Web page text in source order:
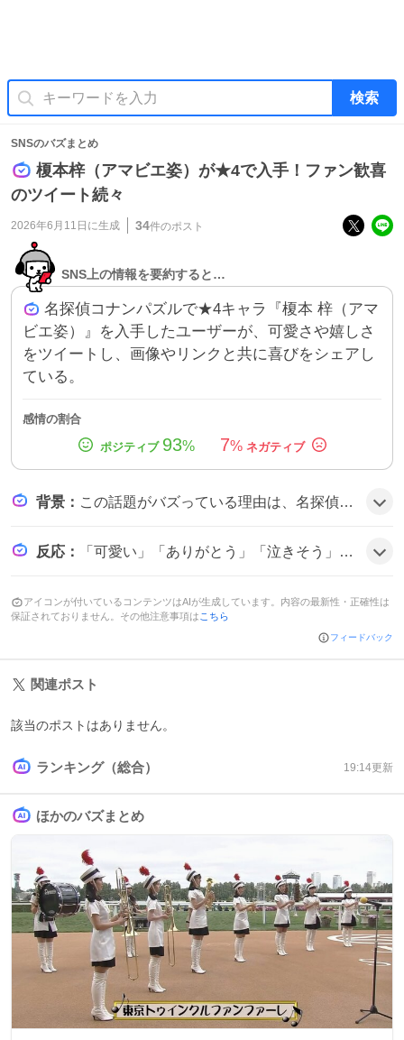
検索
SNSのバズまとめ
榎本梓（アマビエ姿）が★4で入手！ファン歓喜
のツイート続々
2026年6月11日 に生成 34件のポスト
SNS上の情報を要約すると…
名探偵コナンパズルで★4キャラ『榎本 梓（アマ
ビエ姿）』を入手したユーザーが、可愛さや嬉しさ
をツイートし、画像やリンクと共に喜びをシェアし
ている。
感情の割合
93% 7%
背景 ： この話題がバズっている理由は、名探偵コナンパズルで新キャラ『榎本 梓（アマビエ姿）』が★4として実装され、入手が限定的だったことがファンの期待感を高めた上で、可愛さやデザインへの賛辞がツイートで次々に共有されたためとみられる。
反応 ： 「可愛い」「ありがとう」「泣きそう」「本当に最高」「やばい」といった喜びのコメントが目立ち、さらに「エリザベス風」と冗談めいたツッコミも混ざり、ユーザー全体がテンション上がっている様子がうかがえる。
アイコンが付いているコンテンツはAIが生成しています。内容の最新性・正確性は
保証されておりません。その他注意事項は こちら
フィードバック
関連ポスト
該当のポストはありません。
ランキング（総合） 19:14更新
ほかのバズまとめ